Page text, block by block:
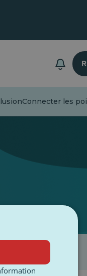
Connecter les